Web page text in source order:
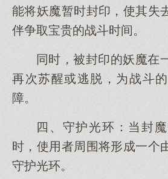
能将妖魔暂时封印，使其失
伴争取宝贵的战斗时间。
同时，被封印的妖魔在
再次苏醒或逃脱，为战斗
障。
四、守护光环：当封
时，使用者周围将形成一个
守护光环。